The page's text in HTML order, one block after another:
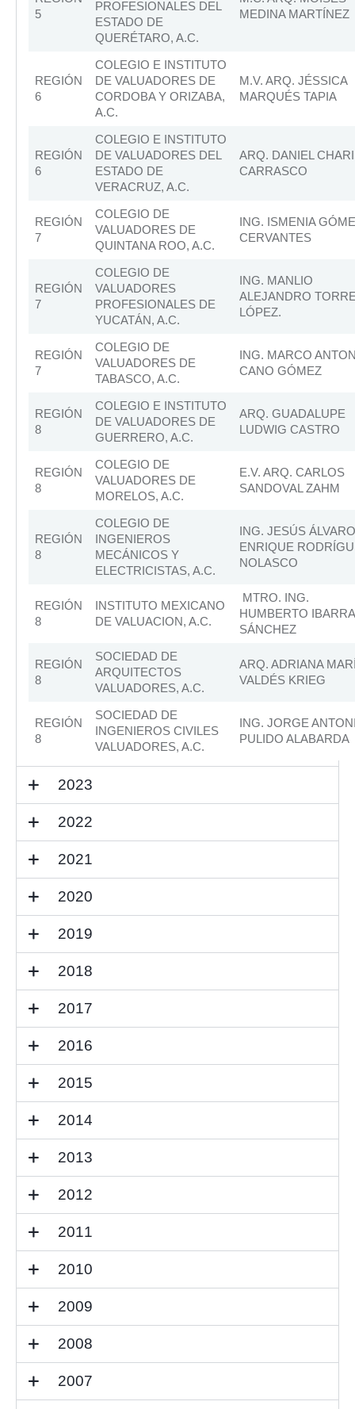
5
PROFESIONALES DEL
ESTADO DE
QUERÉTARO, A.C.
MEDINA MARTÍNEZ
REGIÓN
6
COLEGIO E INSTITUTO
DE VALUADORES DE
CORDOBA Y ORIZABA,
A.C.
M.V. ARQ. JÉSSICA
MARQUÉS TAPIA
REGIÓN
6
COLEGIO E INSTITUTO
DE VALUADORES DEL
ESTADO DE
VERACRUZ, A.C.
ARQ. DANIEL
CARRASCO
REGIÓN
7
COLEGIO DE
VALUADORES DE
QUINTANA ROO, A.C.
ING. ISMENIA
CERVANTES
REGIÓN
7
COLEGIO DE
VALUADORES
PROFESIONALES DE
YUCATÁN, A.C.
ING. MANLIO
ALEJANDRO
LÓPEZ.
REGIÓN
7
COLEGIO DE
VALUADORES DE
TABASCO, A.C.
ING. MARCO
CANO GÓMEZ
REGIÓN
8
COLEGIO E INSTITUTO
DE VALUADORES DE
GUERRERO, A.C.
ARQ. GUADALUPE
LUDWIG CASTRO
REGIÓN
8
COLEGIO DE
VALUADORES DE
MORELOS, A.C.
E.V. ARQ. CARLOS
SANDOVAL ZAHM
REGIÓN
8
COLEGIO DE
INGENIEROS
MECÁNICOS Y
ELECTRICISTAS, A.C.
ING. JESÚS ÁLVARO
ENRIQUE
NOLASCO
REGIÓN
8
INSTITUTO MEXICANO
DE VALUACION, A.C.
MTRO. ING.
HUMBERTO IBARRA
SÁNCHEZ
REGIÓN
8
SOCIEDAD DE
ARQUITECTOS
VALUADORES, A.C.
ARQ. ADRIANA
VALDÉS KRIEG
REGIÓN
8
SOCIEDAD DE
INGENIEROS CIVILES
VALUADORES, A.C.
ING. JORGE
PULIDO ALABARDA
2023
2022
2021
2020
2019
2018
2017
2016
2015
2014
2013
2012
2011
2010
2009
2008
2007